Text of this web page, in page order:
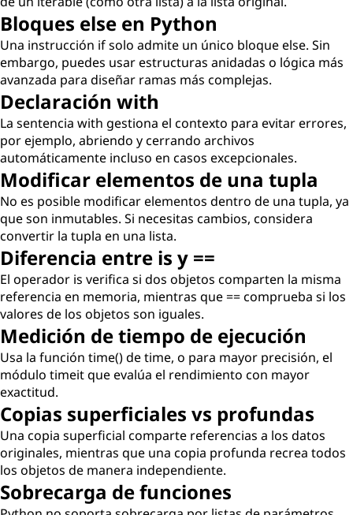
Bloques else en Python
Una instrucción if solo admite un único bloque else. Sin
embargo, puedes usar estructuras anidadas o lógica más
avanzada para diseñar ramas más complejas.
Declaración with
La sentencia with gestiona el contexto para evitar errores,
por ejemplo, abriendo y cerrando archivos
automáticamente incluso en casos excepcionales.
Modificar elementos de una tupla
No es posible modificar elementos dentro de una tupla, ya
que son inmutables. Si necesitas cambios, considera
convertir la tupla en una lista.
Diferencia entre is y ==
El operador is verifica si dos objetos comparten la misma
referencia en memoria, mientras que == comprueba si los
valores de los objetos son iguales.
Medición de tiempo de ejecución
Usa la función time() de time, o para mayor precisión, el
módulo timeit que evalúa el rendimiento con mayor
exactitud.
Copias superficiales vs profundas
Una copia superficial comparte referencias a los datos
originales, mientras que una copia profunda recrea todos
los objetos de manera independiente.
Sobrecarga de funciones